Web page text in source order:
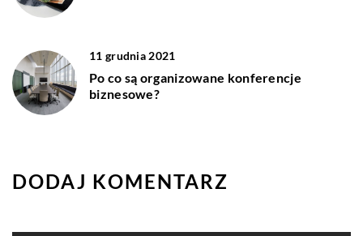
11 grudnia 2021
Po co są organizowane konferencje
biznesowe?
DODAJ KOMENTARZ